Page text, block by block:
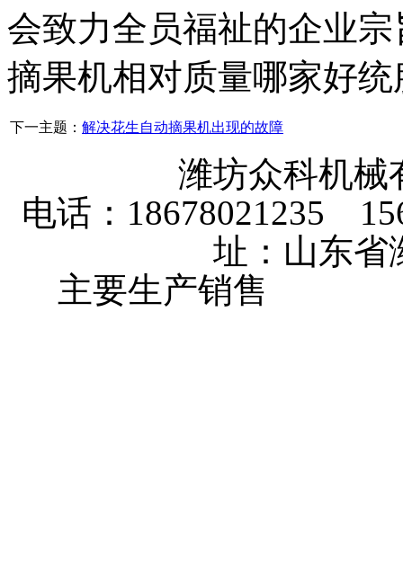
会致力全员福祉的企业
摘果机相对质量哪家好统
下一主题： 解决花生自动摘果机出现的故障
潍坊众科机
电话：18678021235
址：山东省
主要生产销售